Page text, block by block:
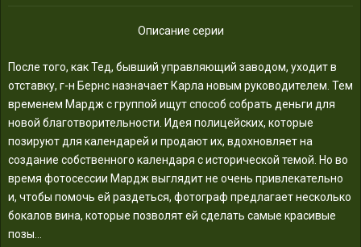
Описание серии
После того, как Тед, бывший управляющий заводом, уходит в
отставку, г-н Бернс назначает Карла новым руководителем. Тем
временем Мардж с группой ищут способ собрать деньги для
новой благотворительности. Идея полицейских, которые
позируют для календарей и продают их, вдохновляет на
создание собственного календаря с исторической темой. Но во
время фотосессии Мардж выглядит не очень привлекательно
и, чтобы помочь ей раздеться, фотограф предлагает несколько
бокалов вина, которые позволят ей сделать самые красивые
позы…